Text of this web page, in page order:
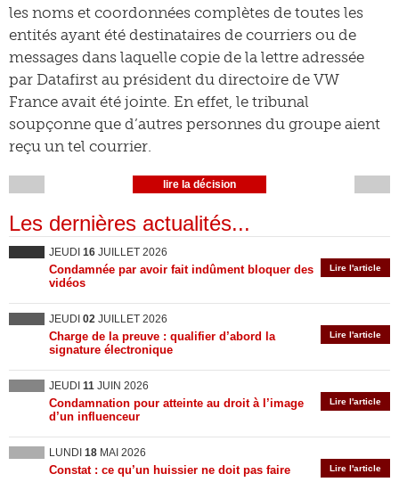
les noms et coordonnées complètes de toutes les
entités ayant été destinataires de courriers ou de
messages dans laquelle copie de la lettre adressée
par Datafirst au président du directoire de VW
France avait été jointe. En effet, le tribunal
soupçonne que d’autres personnes du groupe aient
reçu un tel courrier.
lire la décision
Les dernières actualités...
JEUDI 16 JUILLET 2026
Lire l'article
Condamnée par avoir fait indûment bloquer des
vidéos
JEUDI 02 JUILLET 2026
Lire l'article
Charge de la preuve : qualifier d’abord la
signature électronique
JEUDI 11 JUIN 2026
Lire l'article
Condamnation pour atteinte au droit à l’image
d’un influenceur
LUNDI 18 MAI 2026
Lire l'article
Constat : ce qu’un huissier ne doit pas faire